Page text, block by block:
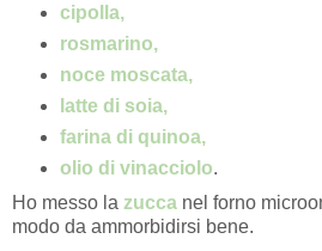
cipolla,
rosmarino,
noce moscata,
latte di soia,
farina di quinoa,
olio di vinacciolo.
Ho messo la zucca nel forno
modo da ammorbidirsi bene.